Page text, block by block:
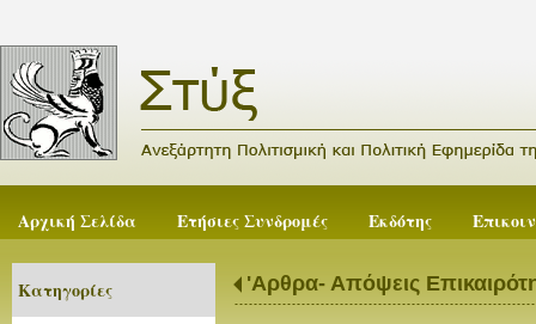
Αρχική Σελίδα Ετήσιες Συνδρομές Εκδότης
Κατηγορίες 'Αρθρα- Απόψεις